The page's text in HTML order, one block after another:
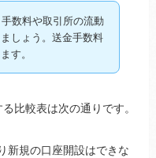
数料や取引所の流動
しょう。送金手数料
す。
比較表は次の通りです。
新規の口座開設はできな